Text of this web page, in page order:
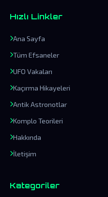
Hızlı Linkler
Ana Sayfa
Tüm Efsaneler
UFO Vakaları
Kaçırma Hikayeleri
Antik Astronotlar
Komplo Teorileri
Hakkında
İletişim
Kategoriler